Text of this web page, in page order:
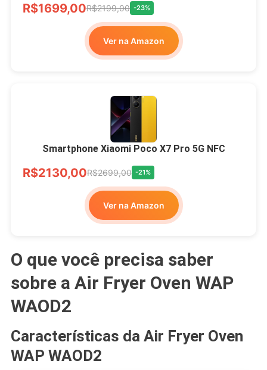
R$1699,00R$2199,00 -23%
Ver na Amazon
Smartphone Xiaomi Poco X7 Pro 5G NFC
R$2130,00R$2699,00 -21%
Ver na Amazon
O que você precisa saber
sobre a Air Fryer Oven WAP
WAOD2
Características da Air Fryer Oven
WAP WAOD2